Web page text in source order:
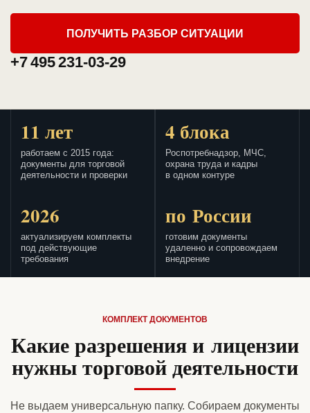
ПОЛУЧИТЬ РАЗБОР СИТУАЦИИ
+7 495 231-03-29
11 лет
работаем с 2015 года:
документы для торговой
деятельности и проверки
4 блока
Роспотребнадзор, МЧС,
охрана труда и кадры
в одном контуре
2026
актуализируем комплекты
под действующие
требования
по России
готовим документы
удаленно и сопровождаем
внедрение
КОМПЛЕКТ ДОКУМЕНТОВ
Какие разрешения и лицензии
нужны торговой деятельности
Не выдаем универсальную папку. Собираем документы